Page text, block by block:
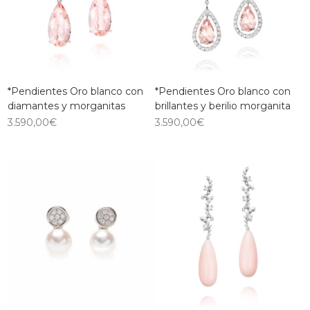
*Pendientes Oro blanco con
diamantes y morganitas
3.590,00€
*Pendientes Oro blanco con
brillantes y berilio morganita
3.590,00€